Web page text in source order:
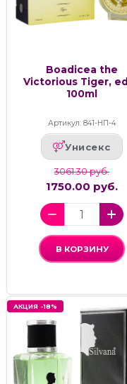
Boadicea the
Victorious Tiger,
100ml
Артикул: 841-НП-4
Унисекс
3061.30 руб.
1750.00 руб.
В КОРЗИНУ
АКЦИЯ -18%